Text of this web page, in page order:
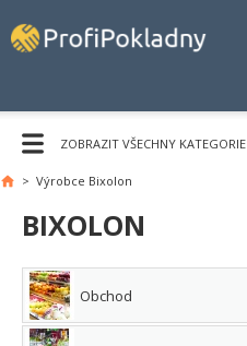
ZOBRAZIT VŠECHNY KATEGORIE
stránka
> Výrobce Bixolon
BIXOLON
Obchod